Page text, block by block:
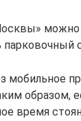
можно
парковочный
мобильное
образом,
время